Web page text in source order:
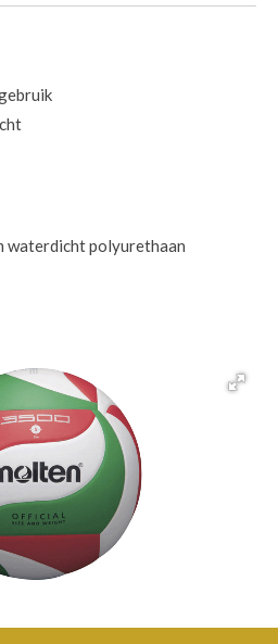
waterdicht polyurethaan